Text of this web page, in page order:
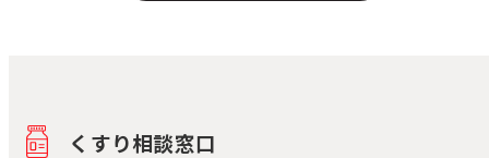
くすり相談窓口